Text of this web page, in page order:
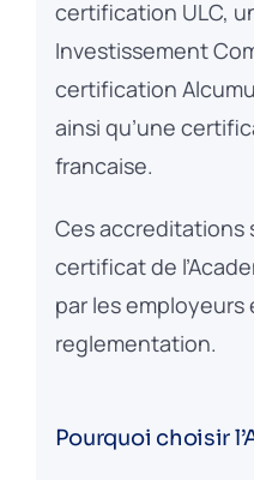
certification ULC,
Investissement
certification
ainsi qu’une
francaise.
Ces accreditations
certificat de
par les employeurs
reglementation.
Pourquoi choisir